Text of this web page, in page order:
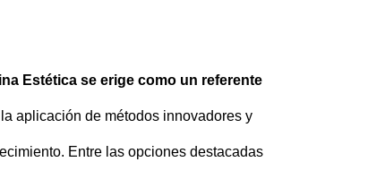
Estética se erige como un referente
aplicación de métodos innovadores y
Entre las opciones destacadas